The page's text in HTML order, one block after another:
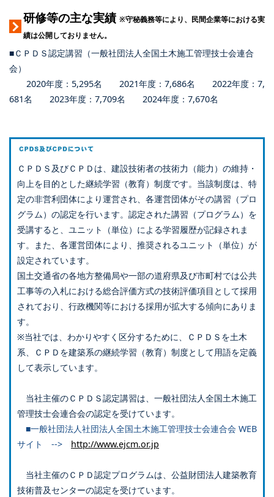
研修等の主な実績 ※守秘義務等により、民間企業等における実
績は公開しておりません。
■ＣＰＤＳ認定講習（一般社団法人全国土木施工管理技士会連合
会）
2020年度：5,295名 2021年度：7,686名 2022年度：7,
681名 2023年度：7,709名 2024年度：7,670名
ＣＰＤＳ及びＣＰＤは、建設技術者の技術力（能力）の維持・
向上を目的とした継続学習（教育）制度です。当該制度は、特
定の非営利団体により運営され、各運営団体がその講習（プロ
グラム）の認定を行います。認定された講習（プログラム）を
受講すると、ユニット（単位）による学習履歴が記録されま
す。また、各運営団体により、推奨されるユニット（単位）が
設定されています。
国土交通省の各地方整備局や一部の道府県及び市町村では公共
工事等の入札における総合評価方式の技術評価項目として採用
されており、行政機関等における採用が拡大する傾向にありま
す。
※当社では、わかりやすく区分するために、ＣＰＤＳを土木
系、ＣＰＤを建築系の継続学習（教育）制度として用語を定義
して表示しています。
当社主催のＣＰＤＳ認定講習は、一般社団法人全国土木施工
管理技士会連合会の認定を受けています。
■一般社団法人社団法人全国土木施工管理技士会連合会 WEB
サイト --> http://www.ejcm.or.jp
当社主催のＣＰＤ認定プログラムは、公益財団法人建築教育
技術普及センターの認定を受けています。